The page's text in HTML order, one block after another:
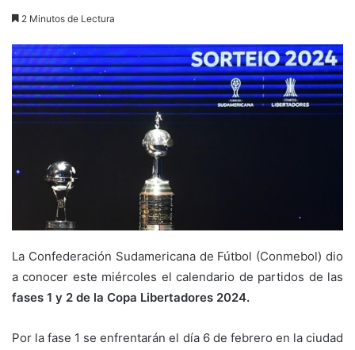
2 Minutos de Lectura
La Confederación Sudamericana de Fútbol (Conmebol) dio
a conocer este miércoles el calendario de partidos de las
fases 1 y 2 de la Copa Libertadores 2024.
Por la fase 1 se enfrentarán el día 6 de febrero en la ciudad